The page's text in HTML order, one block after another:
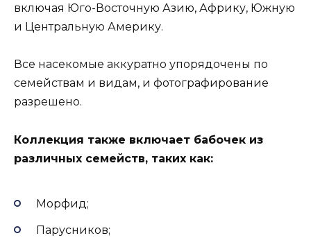
включая Юго-Восточную Азию, Африку, Южную
и Центральную Америку.
Все насекомые аккуратно упорядочены по
семействам и видам, и фотографирование
разрешено.
Коллекция также включает бабочек из
различных семейств, таких как:
Морфид;
Парусников;